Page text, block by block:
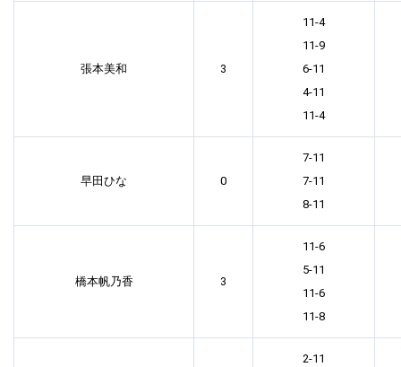
張本美和 3
11-4
11-9
6-11
4-11
11-4
早田ひな 0
7-11
7-11
8-11
橋本帆乃香 3
11-6
5-11
11-6
11-8
2-11